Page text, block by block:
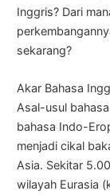
Inggris? Dari
sekarang?
Akar Bahasa
Asal-usul
bahasa Indo-
menjadi cikal
Asia. Sekitar
wilayah Eurasia